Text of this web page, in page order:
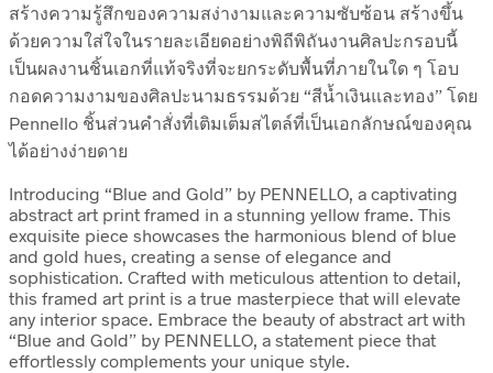
สร้างความรู้สึกของความสง่างามและความซับซ้อน สร้างขึ้น
ด้วยความใส่ใจในรายละเอียดอย่างพิถีพิถันงานศิลปะกรอบนี้
เป็นผลงานชิ้นเอกที่แท้จริงที่จะยกระดับพื้นที่ภายในใด ๆ โอบ
กอดความงามของศิลปะนามธรรมด้วย “สีน้ำเงินและทอง” โดย
Pennello ชิ้นส่วนคำสั่งที่เติมเต็มสไตล์ที่เป็นเอกลักษณ์ของคุณ
ได้อย่างง่ายดาย
Introducing “Blue and Gold” by PENNELLO, a captivating
abstract art print framed in a stunning yellow frame. This
exquisite piece showcases the harmonious blend of blue
and gold hues, creating a sense of elegance and
sophistication. Crafted with meticulous attention to detail,
this framed art print is a true masterpiece that will elevate
any interior space. Embrace the beauty of abstract art with
“Blue and Gold” by PENNELLO, a statement piece that
effortlessly complements your unique style.